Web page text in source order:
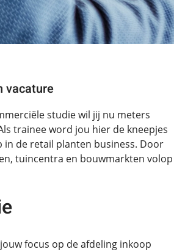
vacature
studie wil jij nu meters
trainee word jou hier de kneepjes
in de retail planten business. Door
tuincentra en bouwmarkten volop
focus op de afdeling inkoop